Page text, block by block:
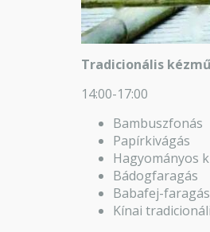
Tradicionális
14:00-17:00
Bambuszfonás
Papírkivágás
Hagyományos
Bádogfaragás
Babafej-faragás
Kínai